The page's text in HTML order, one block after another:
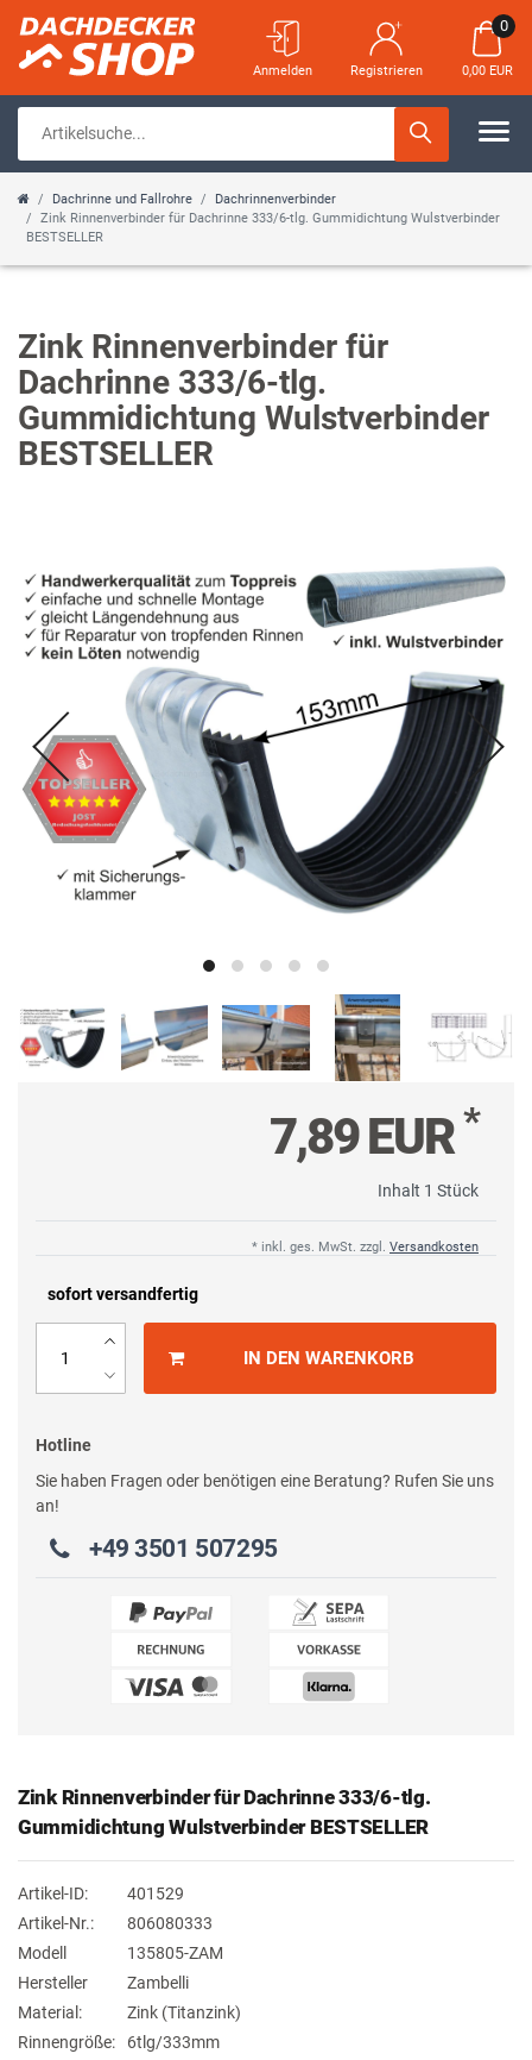
Anmelden Registrieren
0
0,00 EUR
Dachrinne und Fallrohre
Dachrinnenverbinder
Zink Rinnenverbinder für Dachrinne 333/6-tlg. Gummidichtung Wulstverbinder
BESTSELLER
Zink Rinnenverbinder für
Dachrinne 333/6-tlg.
Gummidichtung Wulstverbinder
BESTSELLER
7,89 EUR*
Inhalt 1 Stück
* inkl. ges. MwSt. zzgl. Versandkosten
sofort versandfertig
IN DEN WARENKORB
Hotline
Sie haben Fragen oder benötigen eine Beratung? Rufen Sie uns
an!
+49 3501 507295
Zink Rinnenverbinder für Dachrinne 333/6-tlg.
Gummidichtung Wulstverbinder BESTSELLER
Artikel-ID:
401529
Artikel-Nr.:
806080333
Modell
135805-ZAM
Hersteller
Zambelli
Material:
Zink (Titanzink)
Rinnengröße:
6tlg/333mm